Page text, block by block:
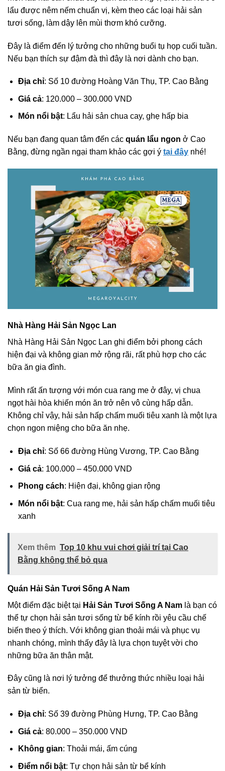
lẩu được nêm nếm chuẩn vị, kèm theo các loại hải sản
tươi sống, làm dậy lên mùi thơm khó cưỡng.
Đây là điểm đến lý tưởng cho những buổi tụ họp cuối tuần.
Nếu bạn thích sự đậm đà thì đây là nơi dành cho bạn.
Địa chỉ: Số 10 đường Hoàng Văn Thụ, TP. Cao Bằng
Giá cả: 120.000 – 300.000 VND
Món nổi bật: Lẩu hải sản chua cay, ghẹ hấp bia
Nếu bạn đang quan tâm đến các quán lẩu ngon ở Cao
Bằng, đừng ngần ngại tham khảo các gợi ý tại đây nhé!
Nhà Hàng Hải Sản Ngọc Lan
Nhà Hàng Hải Sản Ngọc Lan ghi điểm bởi phong cách
hiện đại và không gian mở rộng rãi, rất phù hợp cho các
bữa ăn gia đình.
Mình rất ấn tượng với món cua rang me ở đây, vị chua
ngọt hài hòa khiến món ăn trở nên vô cùng hấp dẫn.
Không chỉ vậy, hải sản hấp chấm muối tiêu xanh là một lựa
chọn ngon miệng cho bữa ăn nhẹ.
Địa chỉ: Số 66 đường Hùng Vương, TP. Cao Bằng
Giá cả: 100.000 – 450.000 VND
Phong cách: Hiện đại, không gian rộng
Món nổi bật: Cua rang me, hải sản hấp chấm muối tiêu
xanh
Xem thêm Top 10 khu vui chơi giải trí tại Cao
Bằng không thể bỏ qua
Quán Hải Sản Tươi Sống A Nam
Một điểm đặc biệt tại Hải Sản Tươi Sống A Nam là bạn có
thể tự chọn hải sản tươi sống từ bể kính rồi yêu cầu chế
biến theo ý thích. Với không gian thoải mái và phục vụ
nhanh chóng, mình thấy đây là lựa chọn tuyệt vời cho
những bữa ăn thân mật.
Đây cũng là nơi lý tưởng để thưởng thức nhiều loại hải
sản từ biển.
Địa chỉ: Số 39 đường Phùng Hưng, TP. Cao Bằng
Giá cả: 80.000 – 350.000 VND
Không gian: Thoải mái, ấm cúng
Điểm nổi bật: Tự chọn hải sản từ bể kính